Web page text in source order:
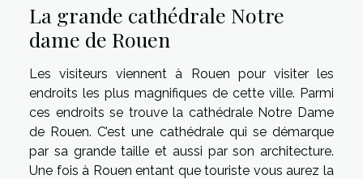
La grande cathédrale Notre
dame de Rouen
Les visiteurs viennent à Rouen pour visiter les
endroits les plus magnifiques de cette ville. Parmi
ces endroits se trouve la cathédrale Notre Dame
de Rouen. C’est une cathédrale qui se démarque
par sa grande taille et aussi par son architecture.
Une fois à Rouen entant que touriste vous aurez la